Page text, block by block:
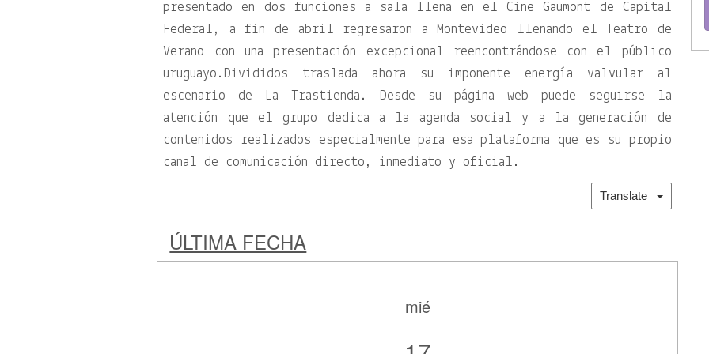
presentado en dos funciones a sala llena en el Cine Gaumont de Capital
Federal, a fin de abril regresaron a Montevideo llenando el Teatro de
Verano con una presentación excepcional reencontrándose con el público
uruguayo.Divididos traslada ahora su imponente energía valvular al
escenario de La Trastienda. Desde su página web puede seguirse la
atención que el grupo dedica a la agenda social y a la generación de
contenidos realizados especialmente para esa plataforma que es su propio
canal de comunicación directo, inmediato y oficial.
Translate
ÚLTIMA FECHA
mié